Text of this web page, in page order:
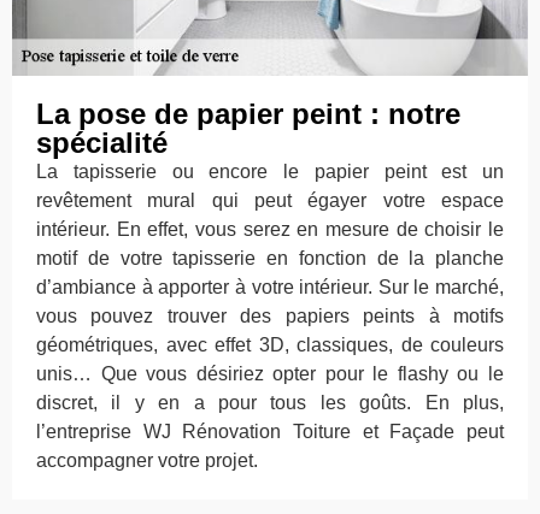
La pose de papier peint : notre
spécialité
La tapisserie ou encore le papier peint est un
revêtement mural qui peut égayer votre espace
intérieur. En effet, vous serez en mesure de choisir le
motif de votre tapisserie en fonction de la planche
d’ambiance à apporter à votre intérieur. Sur le marché,
vous pouvez trouver des papiers peints à motifs
géométriques, avec effet 3D, classiques, de couleurs
unis… Que vous désiriez opter pour le flashy ou le
discret, il y en a pour tous les goûts. En plus,
l’entreprise WJ Rénovation Toiture et Façade peut
accompagner votre projet.